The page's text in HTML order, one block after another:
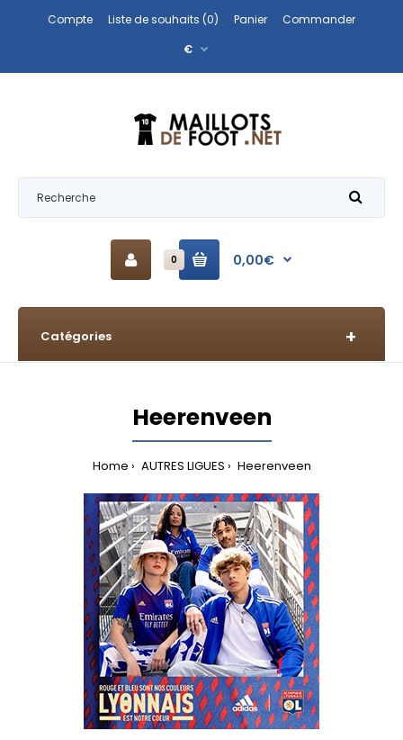
Compte Liste de souhaits (0) Panier
Commander
€
0 0,00€
Catégories
Heerenveen
Home AUTRES LIGUES Heerenveen